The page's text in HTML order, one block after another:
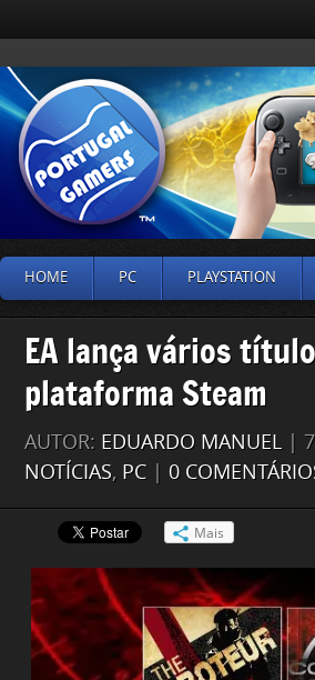
HOME PC PLAYSTATION
EA lança vários
plataforma Steam
AUTOR: EDUARDO MANUEL |
NOTÍCIAS, PC 0
Mais